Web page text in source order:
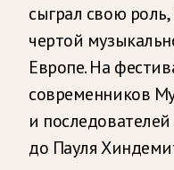
сыграл свою
чертой
Европе. На
современников
и
до Пауля